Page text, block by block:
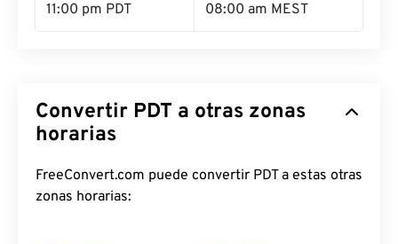
11:00 pm PDT 08:00 am MEST
Convertir PDT a otras zonas
horarias
FreeConvert.com puede convertir PDT a estas otras
zonas horarias: